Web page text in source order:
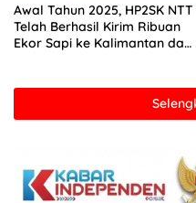
Awal Tahun 2025, HP2SK NTT
Telah Berhasil Kirim Ribuan
Ekor Sapi ke Kalimantan dan